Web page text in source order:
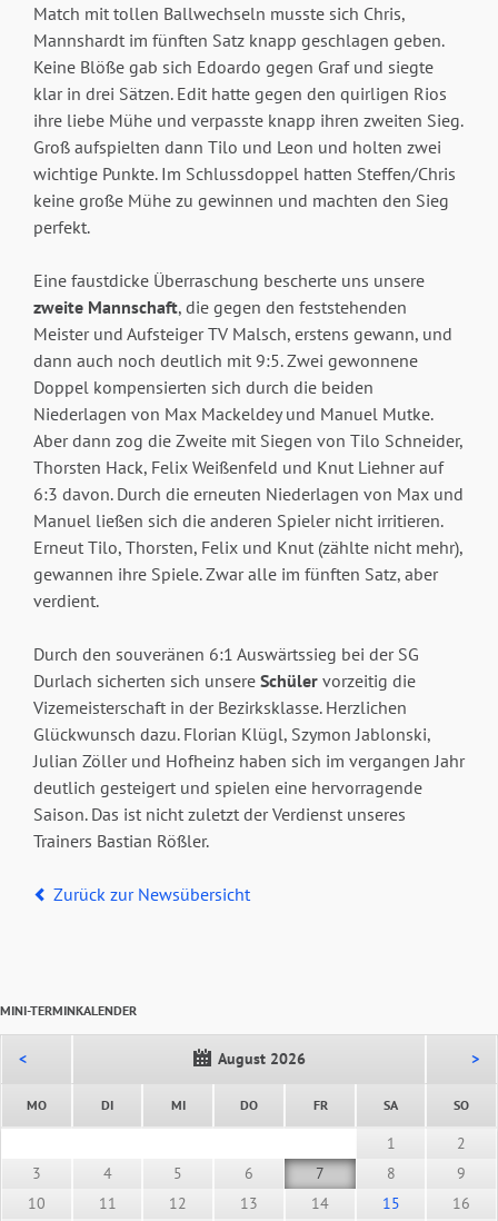
Match mit tollen Ballwechseln musste sich Chris,
Mannshardt im fünften Satz knapp geschlagen geben.
Keine Blöße gab sich Edoardo gegen Graf und siegte
klar in drei Sätzen. Edit hatte gegen den quirligen Rios
ihre liebe Mühe und verpasste knapp ihren zweiten Sieg.
Groß aufspielten dann Tilo und Leon und holten zwei
wichtige Punkte. Im Schlussdoppel hatten Steffen/Chris
keine große Mühe zu gewinnen und machten den Sieg
perfekt.
Eine faustdicke Überraschung bescherte uns unsere
zweite Mannschaft, die gegen den feststehenden
Meister und Aufsteiger TV Malsch, erstens gewann, und
dann auch noch deutlich mit 9:5. Zwei gewonnene
Doppel kompensierten sich durch die beiden
Niederlagen von Max Mackeldey und Manuel Mutke.
Aber dann zog die Zweite mit Siegen von Tilo Schneider,
Thorsten Hack, Felix Weißenfeld und Knut Liehner auf
6:3 davon. Durch die erneuten Niederlagen von Max und
Manuel ließen sich die anderen Spieler nicht irritieren.
Erneut Tilo, Thorsten, Felix und Knut (zählte nicht mehr),
gewannen ihre Spiele. Zwar alle im fünften Satz, aber
verdient.
Durch den souveränen 6:1 Auswärtssieg bei der SG
Durlach sicherten sich unsere Schülervorzeitig die
Vizemeisterschaft in der Bezirksklasse. Herzlichen
Glückwunsch dazu. Florian Klügl, Szymon Jablonski,
Julian Zöller und Hofheinz haben sich im vergangen Jahr
deutlich gesteigert und spielen eine hervorragende
Saison. Das ist nicht zuletzt der Verdienst unseres
Trainers Bastian Rößler.
Zurück zur Newsübersicht
MINI-TERMINKALENDER
< August 2026 >
MONTAG DIENSTAG MITTWOCH DONNERSTAGFREITAG SAMSTAG SO
1
2
3
4 5 6 7 8
9
10
11 12 13 14 15
16